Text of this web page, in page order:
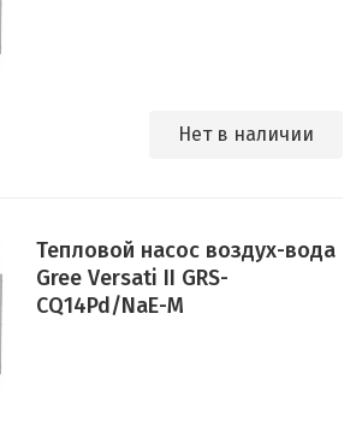
Нет в наличии
Тепловой насос воздух-вода
Gree Versati II GRS-
CQ14Pd/NaE-M